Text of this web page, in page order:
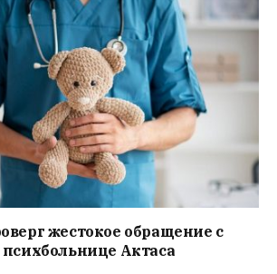
жестокое обращение с
Актаса